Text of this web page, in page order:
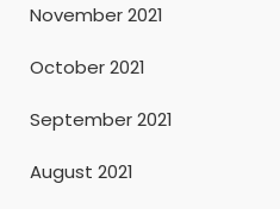
November 2021
October 2021
September 2021
August 2021